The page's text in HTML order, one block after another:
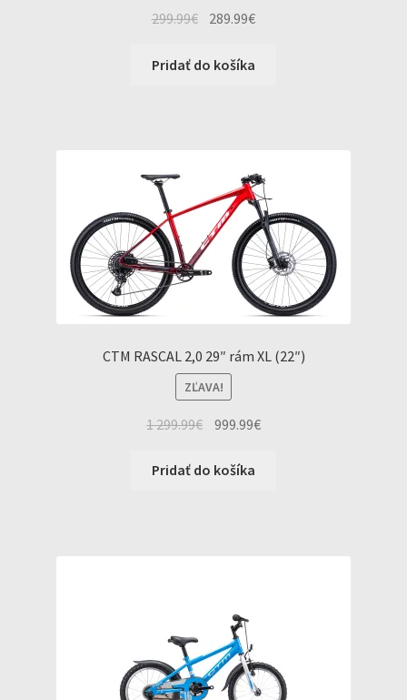
299.99€ Original
was:
289.99€Current
Pridať do košíka
CTM RASCAL 2,0 29″ rám XL (22″)
ZĽAVA!
1 299.99€
Original
was:
999.99€Current
Pridať do košíka